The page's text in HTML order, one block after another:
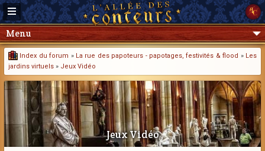
Menu
Index du forum » La rue des papoteurs - papotages, festivités & flood » Les
jardins virtuels » Jeux Vidéo
Jeux Vidéo